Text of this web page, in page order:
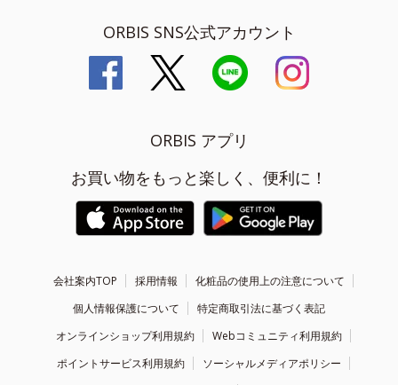
ORBIS SNS公式アカウント
ORBIS アプリ
お買い物をもっと楽しく、便利に！
会社案内TOP 採用情報
化粧品の使用上の注意について
個人情報保護について
特定商取引法に基づく表記
オンラインショップ利用規約
Webコミュニティ利用規約
ポイントサービス利用規約
ソーシャルメディアポリシー